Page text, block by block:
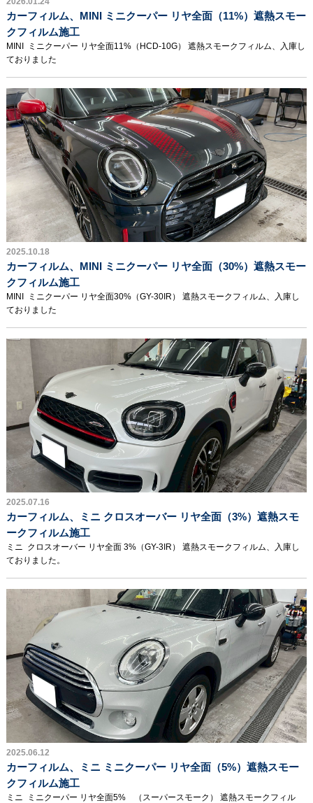
カーフィルム、MINI ミニクーパー リヤ全面（11%）遮熱スモー
クフィルム施工
MINI ミニクーパー リヤ全面11%（HCD-10G） 遮熱スモークフィルム、入庫し
ておりました
2025.10.18
カーフィルム、MINI ミニクーパー リヤ全面（30%）遮熱スモー
クフィルム施工
MINI ミニクーパー リヤ全面30%（GY-30IR） 遮熱スモークフィルム、入庫し
ておりました
2025.07.16
カーフィルム、ミニ クロスオーバー リヤ全面（3%）遮熱スモ
ークフィルム施工
ミニ クロスオーバー リヤ全面 3%（GY-3IR） 遮熱スモークフィルム、入庫し
ておりました。
2025.06.12
カーフィルム、ミニ ミニクーパー リヤ全面（5%）遮熱スモー
クフィルム施工
ミニ ミニクーパー リヤ全面5% （スーパースモーク） 遮熱スモークフィル